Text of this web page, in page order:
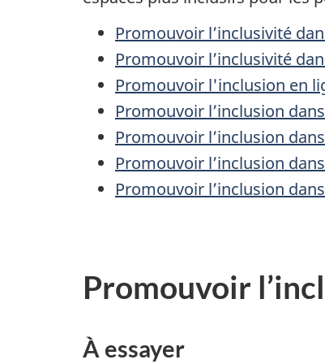
Promouvoir l’inclusivité
Promouvoir l’inclusivité
Promouvoir l'inclusion en
Promouvoir l’inclusion
Promouvoir l’inclusion
Promouvoir l’inclusion
Promouvoir l’inclusion
Promouvoir
À essayer